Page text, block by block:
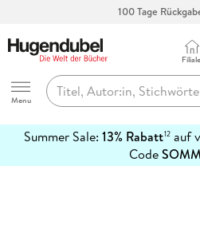
100 Tage
Hugendubel
Menu
Filiale
Summer Sale: 13% Rabatt12auf
Code
erfahren